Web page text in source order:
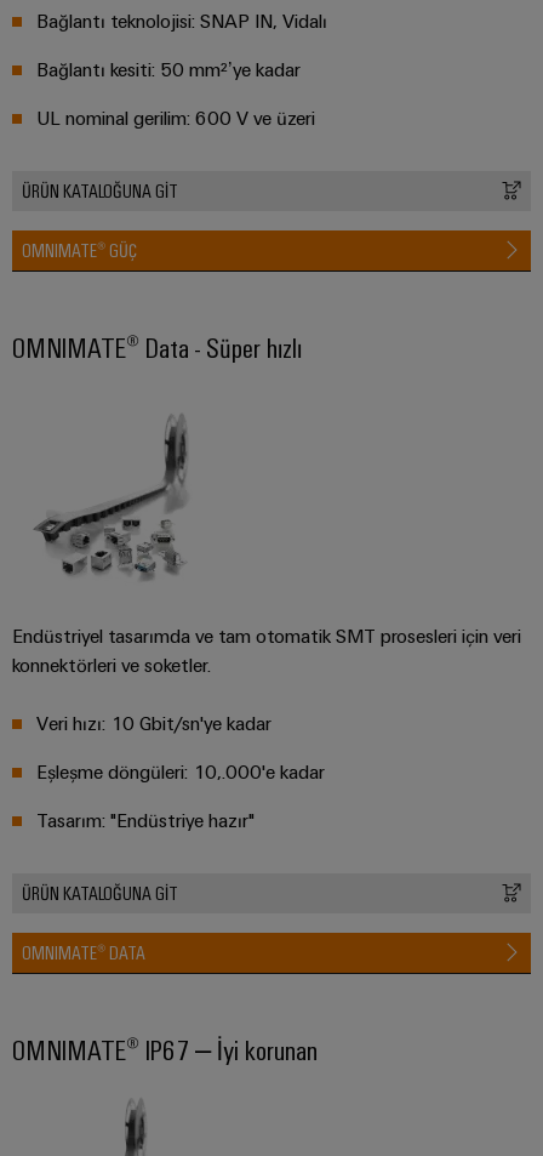
inovasyonlarımız.
Kontrolü
REACH,
SCIP ve
Bağlantı teknolojisi: SNAP IN, Vidalı
Bağlantı kesiti: 50 mm²’ye kadar
UL nominal gerilim: 600 V ve üzeri
ÜRÜN KATALOĞUNA GİT
OMNIMATE® GÜÇ
OMNIMATE® Data - Süper hızlı
Endüstriyel tasarımda ve tam otomatik SMT prosesleri için veri
konnektörleri ve soketler.
Veri hızı: 10 Gbit/sn'ye kadar
Eşleşme döngüleri: 10,.000'e kadar
Tasarım: "Endüstriye hazır"
ÜRÜN KATALOĞUNA GİT
OMNIMATE® DATA
OMNIMATE® IP67 – İyi korunan